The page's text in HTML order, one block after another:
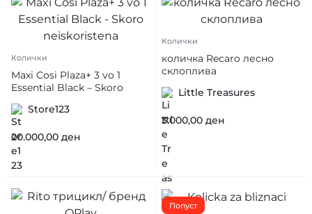
Колички
Maxi Cosi Plaza+ 3 vo 1
Essential Black – Skoro
Store123
20.000,00 ден
Колички
количка Recaro лесно
склоплива
Little Treasures
3.000,00 ден
Попуст